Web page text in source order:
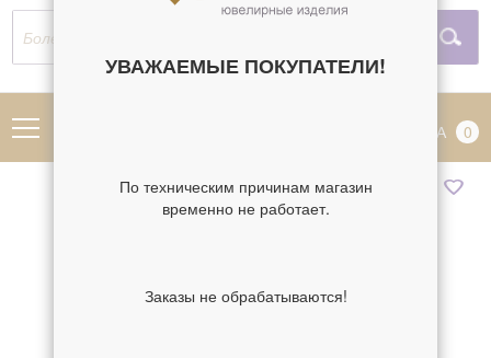
КОРЗИНА 0
УВАЖАЕМЫЕ ПОКУПАТЕЛИ!
По техническим причинам магазин
временно не работает.
Заказы не обрабатываются!